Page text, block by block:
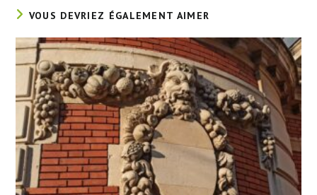
VOUS DEVRIEZ ÉGALEMENT AIMER